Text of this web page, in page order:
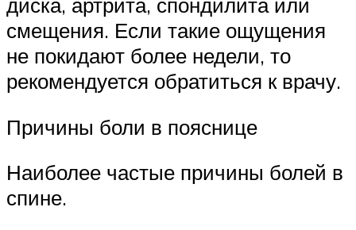
смещения. Если такие ощущения
не покидают более недели, то
рекомендуется обратиться к врачу.
Причины боли в пояснице
Наиболее частые причины болей в
спине.